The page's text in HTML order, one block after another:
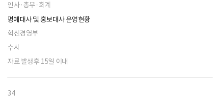
인사·총무·회계
명예대사 및 홍보대사 운영현황
혁신경영부
수시
자료 발생후 15일 이내
34